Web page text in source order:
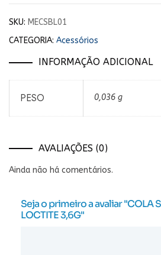
SKU: MECSBL01
CATEGORIA: Acessórios
INFORMAÇÃO ADICIONAL
PESO 0,036 g
AVALIAÇÕES (0)
Ainda não há comentários.
Seja o primeiro a avaliar "COLA
LOCTITE 3,6G"